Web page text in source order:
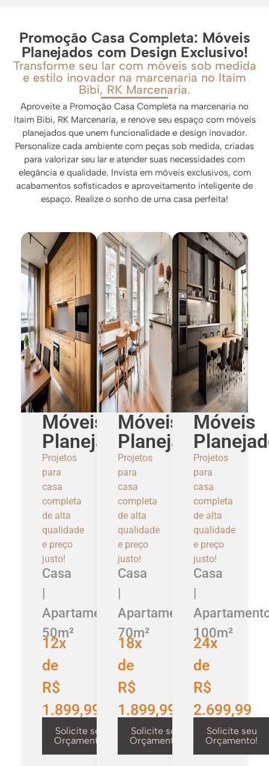
Promoção Casa Completa: Móveis
Planejados com Design Exclusivo!
Transforme seu lar com móveis sob medida
e estilo inovador na marcenaria no Itaim
Bibi, RK Marcenaria.
Aproveite a Promoção Casa Completa na marcenaria no
Itaim Bibi, RK Marcenaria, e renove seu espaço com móveis
planejados que unem funcionalidade e design inovador.
Personalize cada ambiente com peças sob medida, criadas
para valorizar seu lar e atender suas necessidades com
elegância e qualidade. Invista em móveis exclusivos, com
acabamentos sofisticados e aproveitamento inteligente de
espaço. Realize o sonho de uma casa perfeita!
Móveis
Planejados
Projetos
para
casa
completa
de alta
qualidade
e preço
justo!
Casa
|
Apartamento
50m²
12x
de
R$
1.899,99
Solicite seu
Orçamento!
Móveis
Planejados
Projetos
para
casa
completa
de alta
qualidade
e preço
justo!
Casa
|
Apartamento
70m²
18x
de
R$
1.899,99
Solicite seu
Orçamento!
Móveis
Projetos
para
casa
completa
de alta
qualidade
e preço
justo!
Casa
|
100m²
24x
de
R$
2.699,99
Solicite seu
Orçamento!